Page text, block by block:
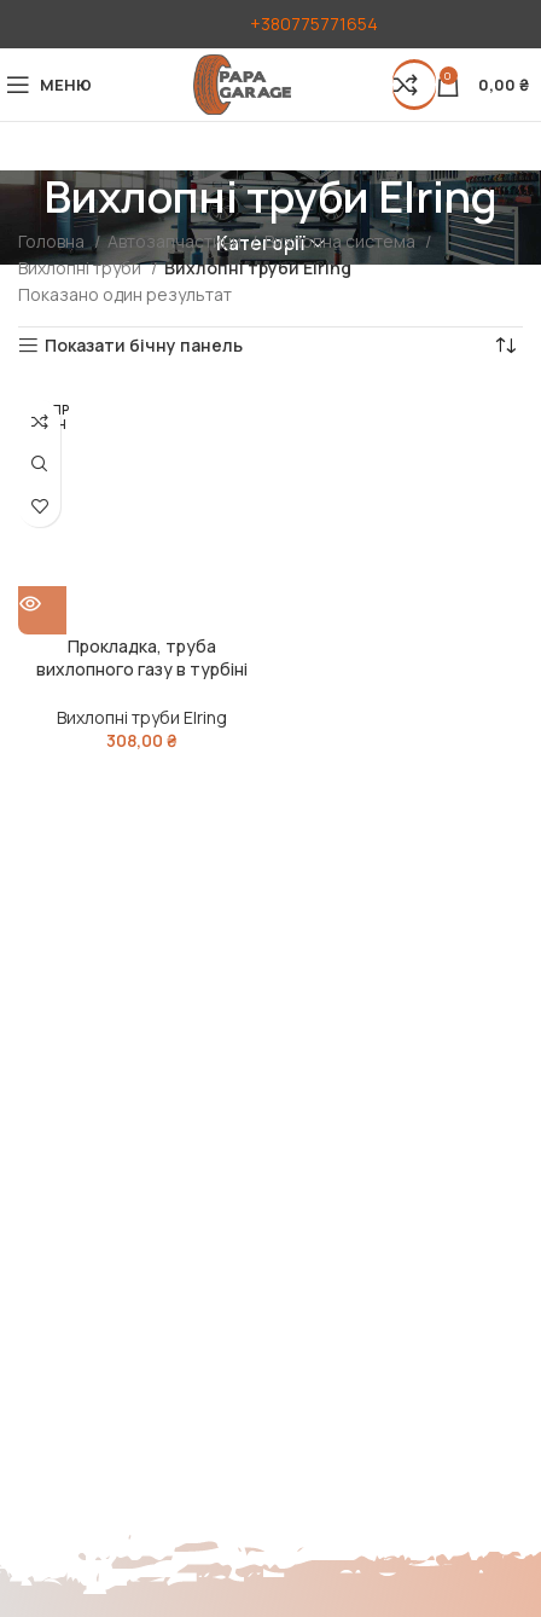
+380775771654
МЕНЮ 0 0,00 ₴
Вихлопні труби Elring
Категорії
Головна Автозапчастини
Вихлопна система
Вихлопні труби
Вихлопні труби Elring
Показано один результат
Показати бічну панель
РОЗПР
ОДАН
Прокладка, труба
вихлопного газу в турбіні
Вихлопні труби Elring
308,00 ₴